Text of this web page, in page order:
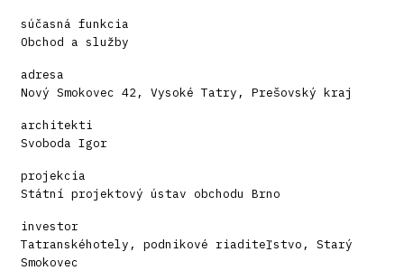
súčasná funkcia
Obchod a služby
adresa
Nový Smokovec 42, Vysoké Tatry, Prešovský kraj
architekti
Svoboda Igor
projekcia
Státní projektový ústav obchodu Brno
investor
Tatranskéhotely, podnikové riaditeľstvo, Starý
Smokovec